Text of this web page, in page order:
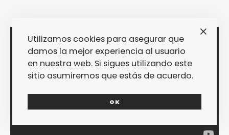
Utilizamos cookies para asegurar que
damos la mejor experiencia al usuario
en nuestra web. Si sigues utilizando este
sitio asumiremos que estás de acuerdo.
OK